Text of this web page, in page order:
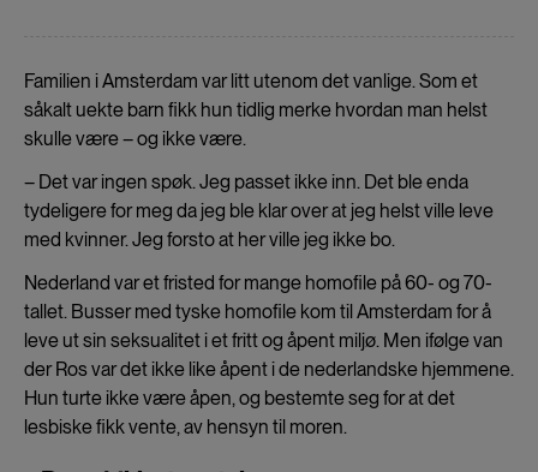
Familien i Amsterdam var litt utenom det vanlige. Som et
såkalt uekte barn fikk hun tidlig merke hvordan man helst
skulle være – og ikke være.
– Det var ingen spøk. Jeg passet ikke inn. Det ble enda
tydeligere for meg da jeg ble klar over at jeg helst ville leve
med kvinner. Jeg forsto at her ville jeg ikke bo.
Nederland var et fristed for mange homofile på 60- og 70-
tallet. Busser med tyske homofile kom til Amsterdam for å
leve ut sin seksualitet i et fritt og åpent miljø. Men ifølge van
der Ros var det ikke like åpent i de nederlandske hjemmene.
Hun turte ikke være åpen, og bestemte seg for at det
lesbiske fikk vente, av hensyn til moren.